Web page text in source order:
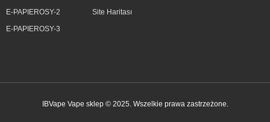
E-PAPIEROSY-2
E-PAPIEROSY-3
Site Haritası
IBVape Vape sklep © 2025. Wszelkie prawa zastrzeżone.